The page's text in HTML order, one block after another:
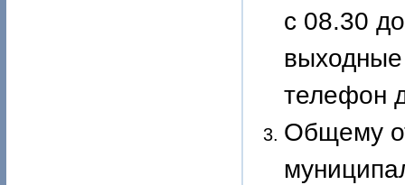
с 08.30
выходные
телефон
Общему